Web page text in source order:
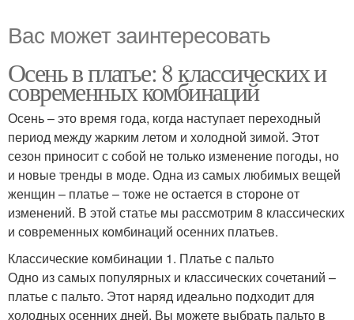
Вас может заинтересовать
Осень в платье: 8 классических и
современных комбинаций
Осень – это время года, когда наступает переходный
период между жарким летом и холодной зимой. Этот
сезон приносит с собой не только изменение погоды, но
и новые тренды в моде. Одна из самых любимых вещей
женщин – платье – тоже не остается в стороне от
изменений. В этой статье мы рассмотрим 8 классических
и современных комбинаций осенних платьев.
Классические комбинации 1. Платье с пальто
Одно из самых популярных и классических сочетаний –
платье с пальто. Этот наряд идеально подходит для
холодных осенних дней. Вы можете выбрать пальто в